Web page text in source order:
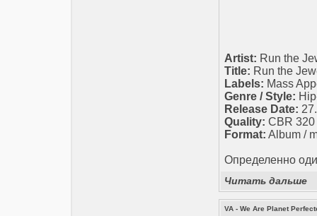
Artist: Run the
Title: Run the
Labels: Mass
Genre / Style:
Release Date:
Quality: CBR 320
Format: Album /
Определенно
Читать дальше
VA - We Are Planet